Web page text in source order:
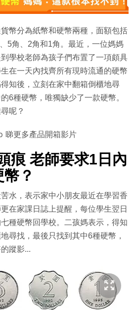
幣分為紙幣和硬幣兩種，面額包括
5角、2角和1角。最近，一位媽媽
學校老師為孩子們布置了一項頗具
在一天內找齊所有現時流通的硬幣
知後，立刻在家中翻箱倒櫃地尋
6種硬幣，唯獨缺少了一款硬幣。
呢？
睇更多產品開箱影片
痕 老師要求1日內
？
水，表示家中小朋友最近在學習香
在家課日誌上提醒，每位學生翌日
種硬幣回學校。二孩媽表示，得知
尋找，最後只找到其中6種硬幣，
蹤影...